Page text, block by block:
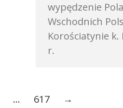
wypędzenie
Wschodnich
Korościatynie k.
r.
… 617 →